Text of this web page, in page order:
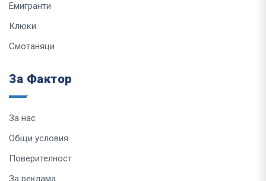
Емигранти
Клюки
Смотаняци
За Фактор
За нас
Общи условия
Поверителност